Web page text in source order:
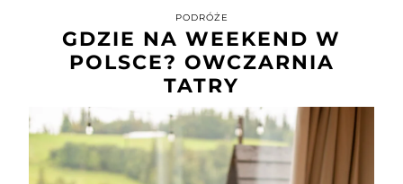
PODRÓŻE
GDZIE NA WEEKEND W
POLSCE? OWCZARNIA
TATRY